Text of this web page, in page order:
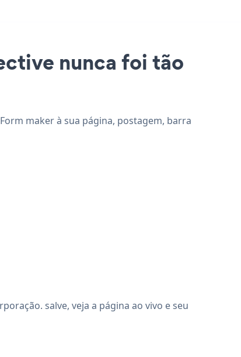
nunca foi tão
maker à sua página, postagem, barra
salve, veja a página ao vivo e seu